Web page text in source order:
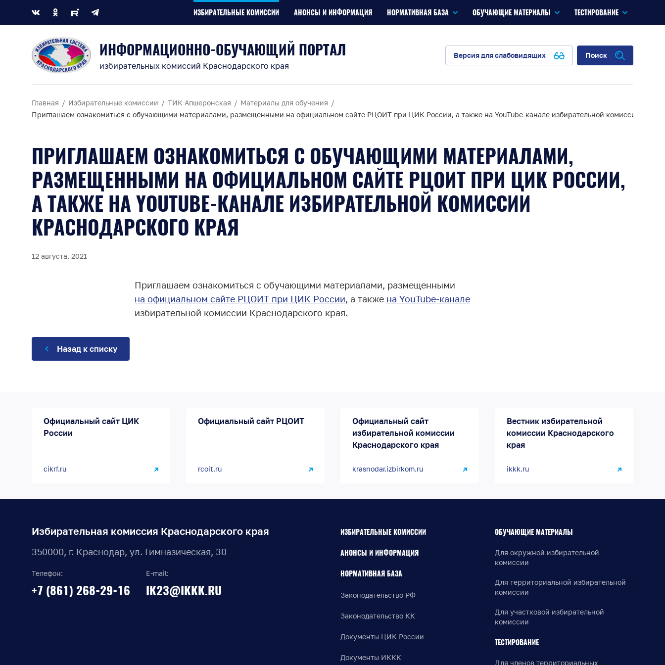
ИЗБИРАТЕЛЬНЫЕ КОМИССИИ АНОНСЫ И ИНФОРМАЦИЯ НОРМАТИВНАЯ БАЗА ОБУЧАЮЩИЕ МАТЕРИАЛЫ ТЕСТИРОВАНИЕ
ИНФОРМАЦИОННО-ОБУЧАЮЩИЙ ПОРТАЛ
избирательных комиссий Краснодарского края
Версия для слабовидящих Поиск
Главная Избирательные комиссии ТИК Апшеронская
Материалы для обучения
Приглашаем ознакомиться с обучающими материалами, размещенными на официальном сайте РЦОИТ при ЦИК России, а также на YouTube-канале избирательной комиссии
ПРИГЛАШАЕМ ОЗНАКОМИТЬСЯ С ОБУЧАЮЩИМИ МАТЕРИАЛАМИ,
РАЗМЕЩЕННЫМИ НА ОФИЦИАЛЬНОМ САЙТЕ РЦОИТ ПРИ ЦИК РОССИИ,
А ТАКЖЕ НА YOUTUBE-КАНАЛЕ ИЗБИРАТЕЛЬНОЙ КОМИССИИ
КРАСНОДАРСКОГО КРАЯ
12 августа, 2021
Приглашаем ознакомиться с обучающими материалами, размещенными
на официальном сайте РЦОИТ при ЦИК России, а также на YouTube-канале
избирательной комиссии Краснодарского края.
Назад к списку
Официальный сайт ЦИК
России
cikrf.ru
Официальный сайт РЦОИТ
rcoit.ru
Официальный сайт
избирательной комиссии
Краснодарского края
krasnodar.izbirkom.ru
Вестник избирательной
комиссии Краснодарского
края
ikkk.ru
Избирательная комиссия Краснодарского края
350000, г. Краснодар, ул. Гимназическая, 30
Телефон:
+7 (861) 268-29-16
E-mail:
IK23@IKKK.RU
ИЗБИРАТЕЛЬНЫЕ КОМИССИИ
АНОНСЫ И ИНФОРМАЦИЯ
НОРМАТИВНАЯ БАЗА
Законодательство РФ
Законодательство КК
Документы ЦИК России
Документы ИККК
ОБУЧАЮЩИЕ МАТЕРИАЛЫ
Для окружной избирательной
комиссии
Для территориальной избирательной
комиссии
Для участковой избирательной
комиссии
ТЕСТИРОВАНИЕ
Для членов территориальных